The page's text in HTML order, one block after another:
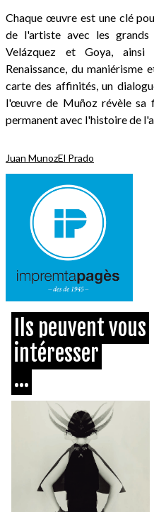
Chaque œuvre est une clé
de l'artiste avec les grands
Velázquez et Goya,
Renaissance, du maniérisme
carte des affinités, un
l'œuvre de Muñoz révèle sa
permanent avec l'histoire de
Juan MunozEl Prado
Ils peuvent vous
intéresser
...